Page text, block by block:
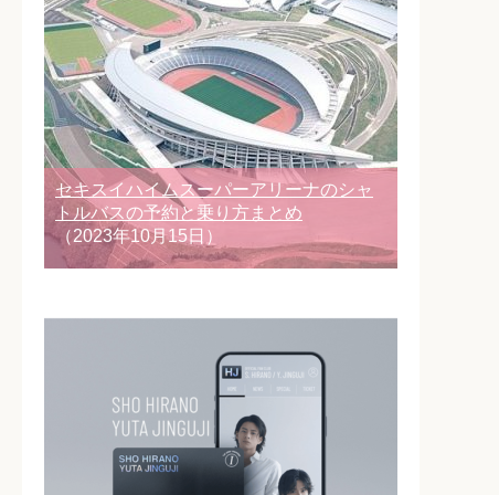
セキスイハイムスーパーアリーナのシャ
トルバスの予約と乗り方まとめ
（2023年10月15日）